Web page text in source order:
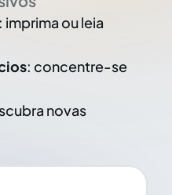
: imprima ou leia
: concentre-se
novas